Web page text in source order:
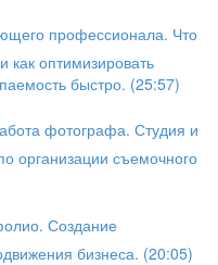
профессионала. Что
как оптимизировать
быстро. (25:57)
фотографа. Студия и
организации съемочного
Создание
бизнеса. (20:05)